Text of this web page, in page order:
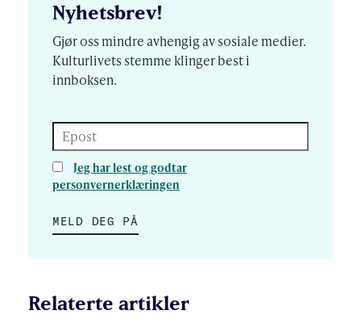
Nyhetsbrev!
Gjør oss mindre avhengig av sosiale medier.
Kulturlivets stemme klinger best i
innboksen.
Epost
Jeg har lest og godtar
personvernerklæringen
MELD DEG PÅ
Relaterte artikler